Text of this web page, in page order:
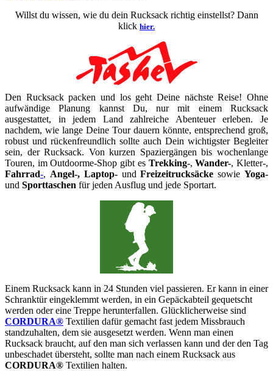
Willst du wissen, wie du dein Rucksack richtig einstellst? Dann
klick hier.
Den Rucksack packen und los geht Deine nächste Reise! Ohne
aufwändige Planung kannst Du, nur mit einem Rucksack
ausgestattet, in jedem Land zahlreiche Abenteuer erleben. Je
nachdem, wie lange Deine Tour dauern könnte, entsprechend groß,
robust und rückenfreundlich sollte auch Dein wichtigster Begleiter
sein, der Rucksack. Von kurzen Spaziergängen bis wochenlange
Touren, im Outdoorme-Shop gibt es Trekking-,Wander-, Kletter-,
Fahrrad-, Angel-, Laptop-undFreizeitrucksäcke sowieYoga-
und Sporttaschen für jeden Ausflug und jede Sportart.
Einem Rucksack kann in 24 Stunden viel passieren. Er kann in einer
Schranktür eingeklemmt werden, in ein Gepäckabteil gequetscht
werden oder eine Treppe herunterfallen. Glücklicherweise sind
CORDURA® Textilien dafür gemacht fast jedem Missbrauch
standzuhalten, dem sie ausgesetzt werden. Wenn man einen
Rucksack braucht, auf den man sich verlassen kann und der den Tag
unbeschadet übersteht, sollte man nach einem Rucksack aus
CORDURA® Textilien halten.